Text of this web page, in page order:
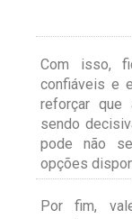
Com isso,
confiáveis e
reforçar que
sendo
pode não
opções
Por fim,